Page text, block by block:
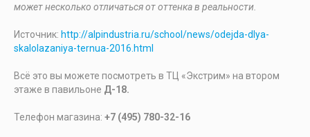
может несколько отличаться от оттенка в реальности.
Источник: http://alpindustria.ru/school/news/odejda-dlya-
skalolazaniya-ternua-2016.html
Всё это вы можете посмотреть в ТЦ «Экстрим» на втором
этаже в павильоне Д-18.
Телефон магазина: +7 (495) 780-32-16